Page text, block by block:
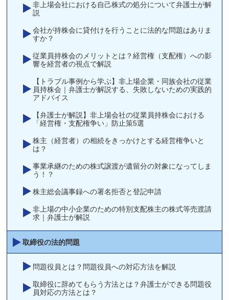
非上場会社における自己株式の処分について弁護士が解
説
会社が持株会に貸付けを行うことに法的な問題はありま
すか？
従業員持株会のメリットとは？経営権（支配権）への影
響を経営者の視点で解説
【トラブル事例から学ぶ】非上場企業・同族会社の従業
員持株会｜弁護士が解説する、失敗しないための実践的
アドバイス
【弁護士が解説】非上場会社の従業員持株会における
「経営権・支配権争い」防止策5選
株主（経営者）の相続をきっかけとする経営権争いと
は？
事業承継のための株式譲渡が遺留分の対象になってしま
う！？
株主総会議事録への署名拒否と登記申請
非上場の中小企業のための特別支配株主の株式等売渡請
求｜弁護士が解説
取締役の法的問題
問題役員とは？問題役員への対応方法を解説
取締役に辞めてもらう方法とは？弁護士ができる問題役
員対応の方法とは？